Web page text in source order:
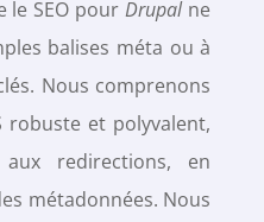
le SEO pourDrupalne
balises méta ou à
Nous comprenons
robuste et polyvalent,
redirections, en
métadonnées. Nous